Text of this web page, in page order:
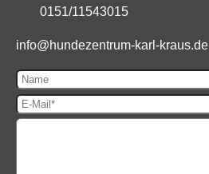
0151/11543015
info@hundezentrum-karl-kraus.de